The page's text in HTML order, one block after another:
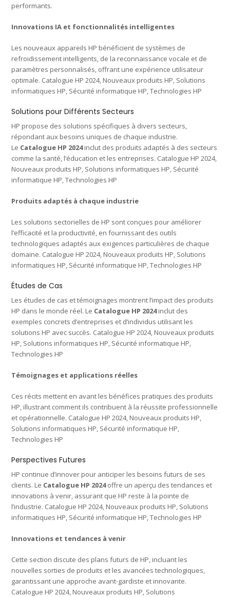
performants.
Innovations IA et fonctionnalités intelligentes
Les nouveaux appareils HP bénéficient de systèmes de
refroidissement intelligents, de la reconnaissance vocale et de
paramètres personnalisés, offrant une expérience utilisateur
optimale. Catalogue HP 2024, Nouveaux produits HP, Solutions
informatiques HP, Sécurité informatique HP, Technologies HP
Solutions pour Différents Secteurs
HP propose des solutions spécifiques à divers secteurs,
répondant aux besoins uniques de chaque industrie.
Le Catalogue HP 2024inclut des produits adaptés à des secteurs
comme la santé, l’éducation et les entreprises. Catalogue HP 2024,
Nouveaux produits HP, Solutions informatiques HP, Sécurité
informatique HP, Technologies HP
Produits adaptés à chaque industrie
Les solutions sectorielles de HP sont conçues pour améliorer
l’efficacité et la productivité, en fournissant des outils
technologiques adaptés aux exigences particulières de chaque
domaine. Catalogue HP 2024, Nouveaux produits HP, Solutions
informatiques HP, Sécurité informatique HP, Technologies HP
Études de Cas
Les études de cas et témoignages montrent l’impact des produits
HP dans le monde réel. Le Catalogue HP 2024inclut des
exemples concrets d’entreprises et d’individus utilisant les
solutions HP avec succès. Catalogue HP 2024, Nouveaux produits
HP, Solutions informatiques HP, Sécurité informatique HP,
Technologies HP
Témoignages et applications réelles
Ces récits mettent en avant les bénéfices pratiques des produits
HP, illustrant comment ils contribuent à la réussite professionnelle
et opérationnelle. Catalogue HP 2024, Nouveaux produits HP,
Solutions informatiques HP, Sécurité informatique HP,
Technologies HP
Perspectives Futures
HP continue d’innover pour anticiper les besoins futurs de ses
clients. Le Catalogue HP 2024offre un aperçu des tendances et
innovations à venir, assurant que HP reste à la pointe de
l’industrie. Catalogue HP 2024, Nouveaux produits HP, Solutions
informatiques HP, Sécurité informatique HP, Technologies HP
Innovations et tendances à venir
Cette section discute des plans futurs de HP, incluant les
nouvelles sorties de produits et les avancées technologiques,
garantissant une approche avant-gardiste et innovante.
Catalogue HP 2024, Nouveaux produits HP, Solutions